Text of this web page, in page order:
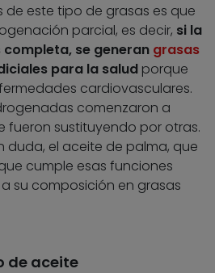
de este tipo de grasas es que
parcial, es decir, si la
se generan grasas
para la salud porque
cardiovasculares.
comenzaron a
fueron sustituyendo por otras.
duda, el aceite de palma, que
cumple esas funciones
su composición en grasas
de aceite